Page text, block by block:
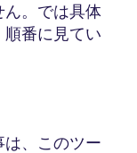
ん。では具体
番に見てい
、このツー